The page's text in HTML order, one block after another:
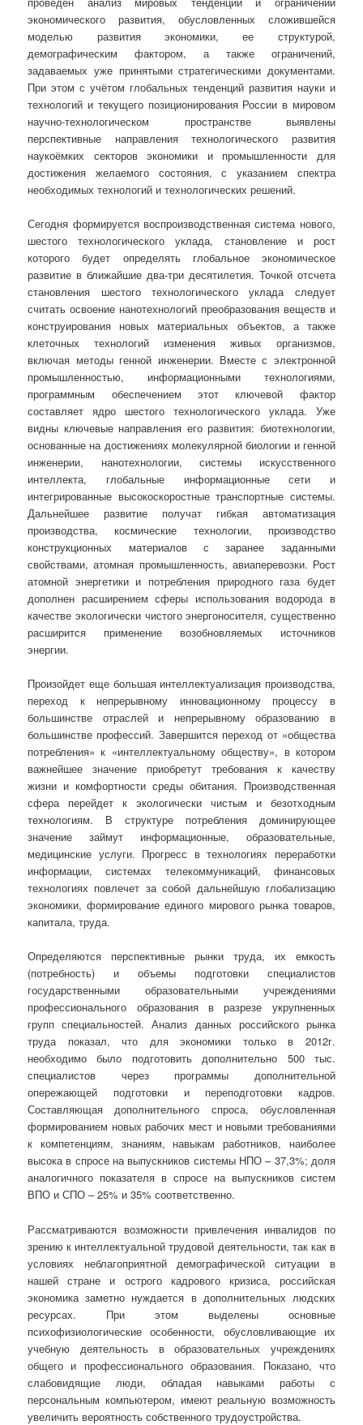
экономического развития, обусловленных сложившейся
моделью развития экономики, ее структурой,
демографическим фактором, а также ограничений,
задаваемых уже принятыми стратегическими документами.
При этом с учётом глобальных тенденций развития науки и
технологий и текущего позиционирования России в мировом
научно-технологическом пространстве выявлены
перспективные направления технологического развития
наукоёмких секторов экономики и промышленности для
достижения желаемого состояния, с указанием спектра
необходимых технологий и технологических решений.
Сегодня формируется воспроизводственная система нового,
шестого технологического уклада, становление и рост
которого будет определять глобальное экономическое
развитие в ближайшие два-три десятилетия. Точкой отсчета
становления шестого технологического уклада следует
считать освоение нанотехнологий преобразования веществ и
конструирования новых материальных объектов, а также
клеточных технологий изменения живых организмов,
включая методы генной инженерии. Вместе с электронной
промышленностью, информационными технологиями,
программным обеспечением этот ключевой фактор
составляет ядро шестого технологического уклада. Уже
видны ключевые направления его развития: биотехнологии,
основанные на достижениях молекулярной биологии и генной
инженерии, нанотехнологии, системы искусственного
интеллекта, глобальные информационные сети и
интегрированные высокоскоростные транспортные системы.
Дальнейшее развитие получат гибкая автоматизация
производства, космические технологии, производство
конструкционных материалов с заранее заданными
свойствами, атомная промышленность, авиаперевозки. Рост
атомной энергетики и потребления природного газа будет
дополнен расширением сферы использования водорода в
качестве экологически чистого энергоносителя, существенно
расширится применение возобновляемых источников
энергии.
Произойдет еще большая интеллектуализация производства,
переход к непрерывному инновационному процессу в
большинстве отраслей и непрерывному образованию в
большинстве профессий. Завершится переход от «общества
потребления» к «интеллектуальному обществу», в котором
важнейшее значение приобретут требования к качеству
жизни и комфортности среды обитания. Производственная
сфера перейдет к экологически чистым и безотходным
технологиям. В структуре потребления доминирующее
значение займут информационные, образовательные,
медицинские услуги. Прогресс в технологиях переработки
информации, системах телекоммуникаций, финансовых
технологиях повлечет за собой дальнейшую глобализацию
экономики, формирование единого мирового рынка товаров,
капитала, труда.
Определяются перспективные рынки труда, их емкость
(потребность)
и объемы подготовки специалистов
государственными образовательными учреждениями
профессионального образования в разрезе укрупненных
групп специальностей. Анализ данных российского рынка
труда показал, что для экономики только в 2012г.
необходимо было подготовить дополнительно 500 тыс.
специалистов через программы дополнительной
опережающей подготовки и переподготовки кадров.
Составляющая дополнительного спроса, обусловленная
формированием новых рабочих мест и новыми требованиями
к компетенциям, знаниям, навыкам работников, наиболее
высока в спросе на выпускников системы НПО – 37,3%; доля
аналогичного показателя в спросе на выпускников систем
ВПО и СПО – 25% и 35% соответственно.
Рассматриваются возможности привлечения инвалидов по
зрению к интеллектуальной трудовой деятельности, так как в
условиях неблагоприятной демографической ситуации в
нашей стране и острого кадрового кризиса, российская
экономика заметно нуждается в дополнительных людских
ресурсах. При этом выделены основные
психофизиологические особенности, обусловливающие их
учебную деятельность в образовательных учреждениях
общего и профессионального образования. Показано, что
слабовидящие люди, обладая навыками работы с
персональным компьютером, имеют реальную возможность
увеличить вероятность собственного трудоустройства.